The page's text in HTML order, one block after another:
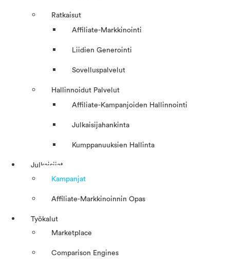
Ratkaisut
Affiliate-Markkinointi
Liidien Generointi
Sovelluspalvelut
Hallinnoidut Palvelut
Affiliate-Kampanjoiden Hallinnointi
Julkaisijahankinta
Kumppanuuksien Hallinta
Julkaisijat
Kampanjat
Affiliate-Markkinoinnin Opas
Työkalut
Marketplace
Comparison Engines